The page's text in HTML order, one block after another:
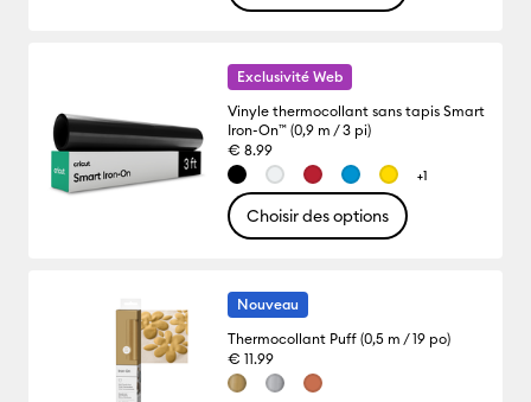
Exclusivité Web
Vinyle thermocollant sans tapis Smart
Iron-On™ (0,9 m / 3 pi)
€ 8.99
+1
Choisir des options
Nouveau
Thermocollant Puff (0,5 m / 19 po)
€ 11.99